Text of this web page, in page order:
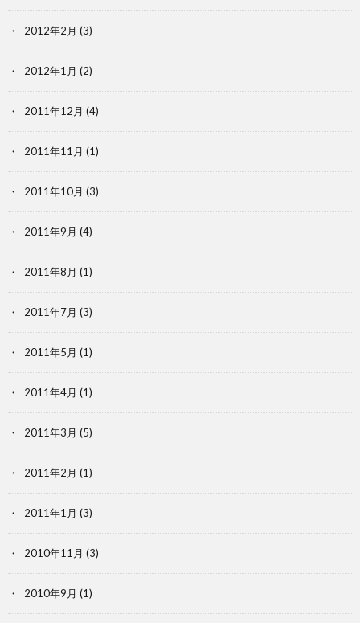
2012年2月 (3)
2012年1月 (2)
2011年12月 (4)
2011年11月 (1)
2011年10月 (3)
2011年9月 (4)
2011年8月 (1)
2011年7月 (3)
2011年5月 (1)
2011年4月 (1)
2011年3月 (5)
2011年2月 (1)
2011年1月 (3)
2010年11月 (3)
2010年9月 (1)